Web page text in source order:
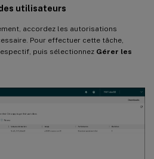
utilisateurs
accordez les autorisations
Pour effectuer cette tâche,
puis sélectionnez Gérer les